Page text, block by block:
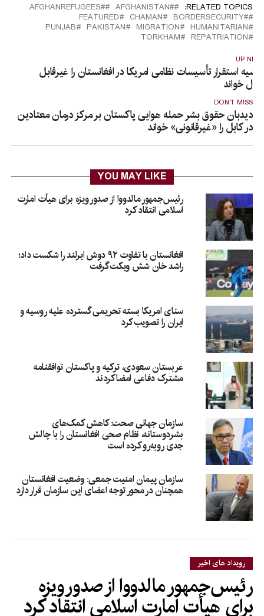
RELATED TOPICS: #َAFGHANISTAN
#AFGHANREFUGEES
#BORDERSECURITY
CHAMAN
FEATURED
HUMANITARIAN
MIGRATION
PAKISTAN
PUNJAB
REPATRIATION
TORKHAM
UP
استقرار تأسیسات نظامی امریکا در افغانستان را غیرقابل
خواند
DON'T MISS
دیدبان حقوق بشر حمله هوایی پاکستان بر مرکز درمان معتادین
در کابل را «غیرقانونی» خواند
YOU MAY LIKE
رئیس‌جمهور مالدووا از صدور ویزه برای هیأت امارت
اسلامی انتقاد کرد
افغانستان با تفاوت ۹۲ دوش ایرلند را شکست داد؛
راشد خان شش ویکت گرفت
سنای امریکا بسته تحریمی گسترده علیه روسیه و
ایران را تصویب کرد
عربستان سعودی، ترکیه و پاکستان توافقنامه
مشترک دفاعی امضا کردند
سازمان جهانی صحت: کاهش کمک‌های
بشردوستانه، نظام صحی افغانستان را با چالش
جدی روبه‌رو کرده است
سازمان پیمان امنیت جمعی: وضعیت افغانستان
همچنان در محور توجه اعضای این سازمان قرار دارد
رویداد های اخیر
رئیس‌جمهور مالدووا از صدور ویزه
برای هیأت امارت اسلامی انتقاد کرد